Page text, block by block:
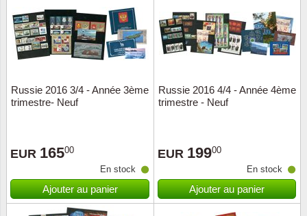
Russie 2016 3/4 - Année 3ème
trimestre- Neuf
EUR 16500
En stock
Ajouter au panier
Russie 2016 4/4 - Année 4ème
trimestre - Neuf
EUR 19900
En stock
Ajouter au panier
Love
Chypre